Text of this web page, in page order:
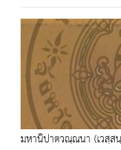
มหานิปาตวณฺณนา (เวสฺส